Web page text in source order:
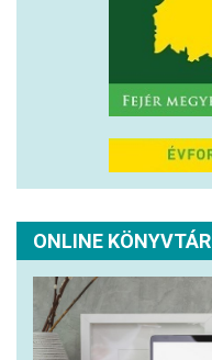
ONLINE KÖNYVTÁR